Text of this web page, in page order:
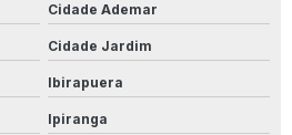
Porcelanato
De Madeira
Cidade Ademar
Cidade Jardim
Ibirapuera
Ipiranga